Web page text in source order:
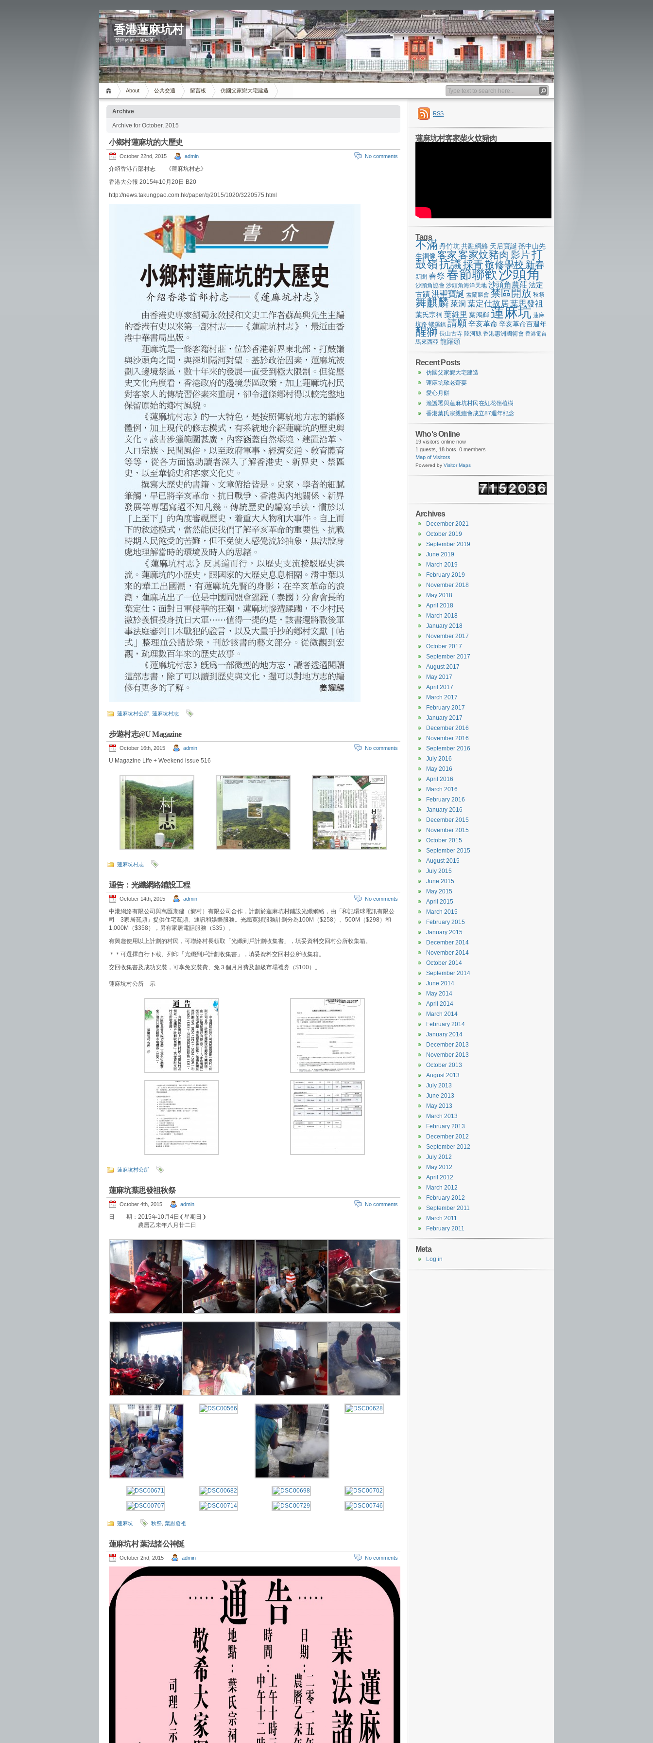
Banner
香港蓮麻坑村
禁區內的一條村落
About 公共交通 留言板 仿國父家鄉大宅建造
Archive
Archive for October, 2015
小鄉村蓮麻坑的大歷史
October 22nd, 2015 admin No comments
介紹香港首部村志 ──《蓮麻坑村志》
香港大公報 2015年10月20日 B20
http://news.takungpao.com.hk/paper/q/2015/1020/3220575.html
蓮麻坑村公所 蓮麻坑村志
步遊村志@U Magazine
October 16th, 2015 admin No comments
U Magazine Life + Weekend issue 516
蓮麻坑村志
通告：光纖網絡鋪設工程
October 14th, 2015 admin No comments
中港網絡有限公司與萬匯期建（鄉村）有限公司合作，計劃於蓮麻坑村鋪設光纖網絡，由「和記環球電訊有限公
司 3家居寬頻」提供住宅寬頻、通訊和娛樂服務。光纖寛頻服務計劃分為100M（$258）、500M（$298）和
1,000M（$358），另有家居電話服務（$35）。
有興趣使用以上計劃的村民，可聯絡村長領取「光纖到戶計劃收集書」，填妥資料交回村公所收集箱。
＊＊可選擇自行下載、列印「光纖到戶計劃收集書」，填妥資料交回村公所收集箱。
交回收集書及成功安裝，可享免安裝費、免３個月月費及超級市場禮券（$100）。
蓮麻坑村公所 示
蓮麻坑村公所
蓮麻坑葉思發祖秋祭
October 4th, 2015 admin No comments
日 期：2015年10月4日❨星期日❩
農曆乙未年八月廿二日
蓮麻坑 秋祭 葉思發祖
蓮麻坑村 葉法諸公神誕
October 2nd, 2015 admin No comments
RSS
蓮麻坑村客家柴火炆豬肉
Tags
不滿 丹竹坑共融網絡 天后寶誕 孫中山先
生銅像 客家客家炆豬肉 影片打
鼓嶺抗議採青敬修學校 新春
新聞 春祭 春節聯歡沙頭角
沙頭角協會 沙頭角海洋天地 沙頭角農莊法定
古蹟洪聖寶誕 盂蘭勝會 禁區開放 秋祭
舞麒麟萊洞 葉定仕故居葉思發祖
葉氏宗祠 葉維里 葉鴻輝蓮麻坑 蓮麻
坑路 螺溪鎮 請願辛亥革命 辛亥革命百週年
醒獅 長山古寺 陸河縣 香港惠洲國術會 香港電台
馬來西亞 龍躍頭
Recent Posts
仿國父家鄉大宅建造
蓮麻坑敬老齋宴
愛心月餅
漁護署與蓮麻坑村民在紅花嶺植樹
香港葉氏宗親總會成立87週年紀念
Who's Online
19 visitors online now
1 guests,
18 bots, 0 members
Map of Visitors
Powered by Visitor Maps
Archives
December 2021
October 2019
September 2019
June 2019
March 2019
February 2019
November 2018
May 2018
April 2018
March 2018
January 2018
November 2017
October 2017
September 2017
August 2017
May 2017
April 2017
March 2017
February 2017
January 2017
December 2016
November 2016
September 2016
July 2016
May 2016
April 2016
March 2016
February 2016
January 2016
December 2015
November 2015
October 2015
September 2015
August 2015
July 2015
June 2015
May 2015
April 2015
March 2015
February 2015
January 2015
December 2014
November 2014
October 2014
September 2014
June 2014
May 2014
April 2014
March 2014
February 2014
January 2014
December 2013
November 2013
October 2013
August 2013
July 2013
June 2013
May 2013
March 2013
February 2013
December 2012
September 2012
July 2012
May 2012
April 2012
March 2012
February 2012
September 2011
March 2011
February 2011
Meta
Log in